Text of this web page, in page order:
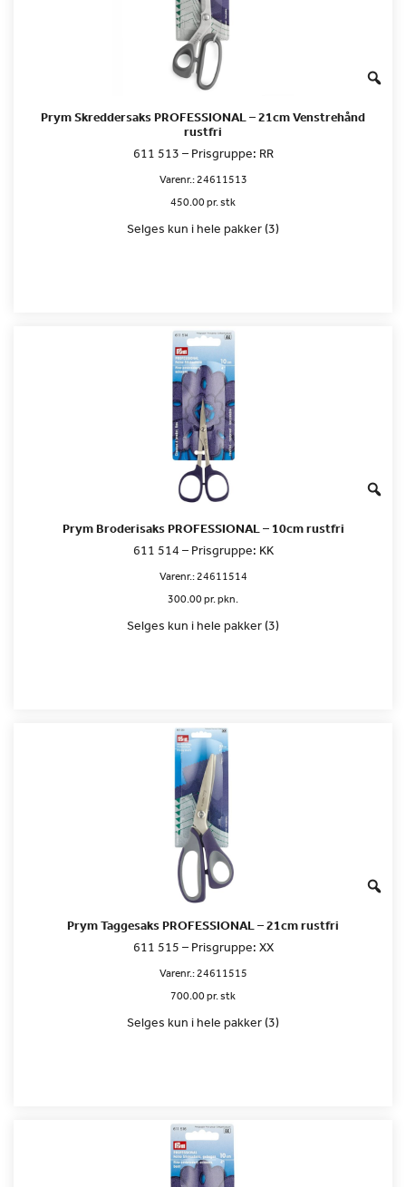
Prym Skreddersaks PROFESSIONAL – 21cm Venstrehånd
rustfri
611 513 – Prisgruppe: RR
Varenr.:24611513
450.00 pr. stk
Selges kun i hele pakker (3)
Prym Broderisaks PROFESSIONAL – 10cm rustfri
611 514 – Prisgruppe: KK
Varenr.:24611514
300.00 pr. pkn.
Selges kun i hele pakker (3)
Prym Taggesaks PROFESSIONAL – 21cm rustfri
611 515 – Prisgruppe: XX
Varenr.:24611515
700.00 pr. stk
Selges kun i hele pakker (3)